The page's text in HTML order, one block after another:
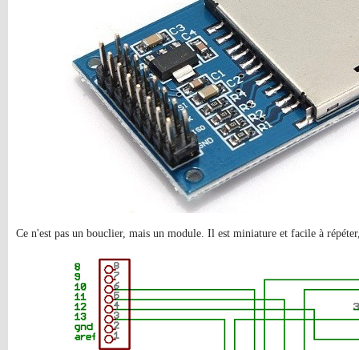
Ce n'est pas un bouclier, mais un module. Il est miniature et facile à